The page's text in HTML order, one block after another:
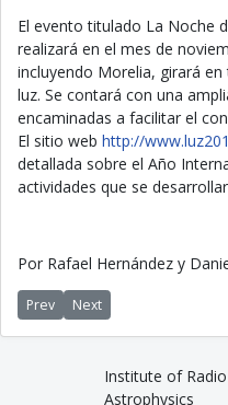
El evento titulado La Noche
realizará en el mes de
incluyendo Morelia, girará
luz. Se contará con una
encaminadas a facilitar el
El sitio web http://
detallada sobre el Año
actividades que se
Por Rafael Hernández y
Previous article: Los Nuevos
Prev Next article: Philae
Next
Institute of
Astrophysics